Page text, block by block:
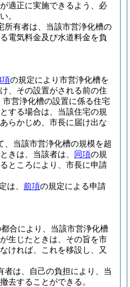
適正に実施できるよう、必
。
所有者は、当該市営浄化槽の
電気料金及び水道料金を負
項の規定により市営浄化槽を
、その設置がされる前の住
市営浄化槽の設置に係る住宅
する場合は、当該住宅の規
らかじめ、市長に届け出な
、当該市営浄化槽の規模を超
きは、当該者は、 同項の規
ところにより、市長に申請
は、 前項の規定による申請
合により、当該市営浄化槽
生じたときは、その旨を市
ければ、これを移設し、又
者は、自己の負担により、当
去することができる。